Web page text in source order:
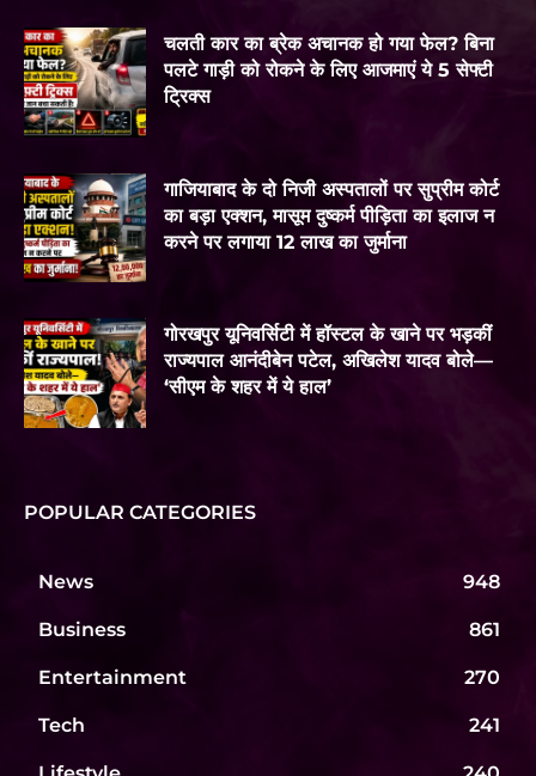
चलती कार का ब्रेक अचानक हो गया फेल? बिना
पलटे गाड़ी को रोकने के लिए आजमाएं ये 5 सेफ्टी
ट्रिक्स
गाजियाबाद के दो निजी अस्पतालों पर सुप्रीम कोर्ट
का बड़ा एक्शन, मासूम दुष्कर्म पीड़िता का इलाज न
करने पर लगाया 12 लाख का जुर्माना
गोरखपुर यूनिवर्सिटी में हॉस्टल के खाने पर भड़कीं
राज्यपाल आनंदीबेन पटेल, अखिलेश यादव बोले—
‘सीएम के शहर में ये हाल’
POPULAR CATEGORIES
News 948
Business 861
Entertainment 270
Tech 241